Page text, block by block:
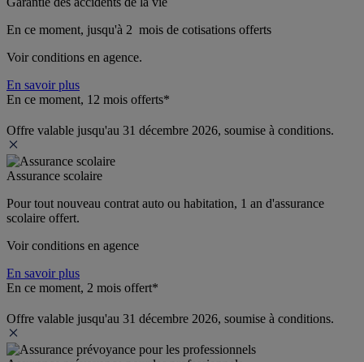
En ce moment, jusqu'à 2  mois de cotisations offerts
Voir conditions en agence.
En savoir plus
En ce moment, 12 mois offerts*
Offre valable jusqu'au 31 décembre 2026, soumise à conditions.
Assurance scolaire
Pour tout nouveau contrat auto ou habitation, 1 an d'assurance
scolaire offert.
Voir conditions en agence
En savoir plus
En ce moment, 2 mois offert*
Offre valable jusqu'au 31 décembre 2026, soumise à conditions.